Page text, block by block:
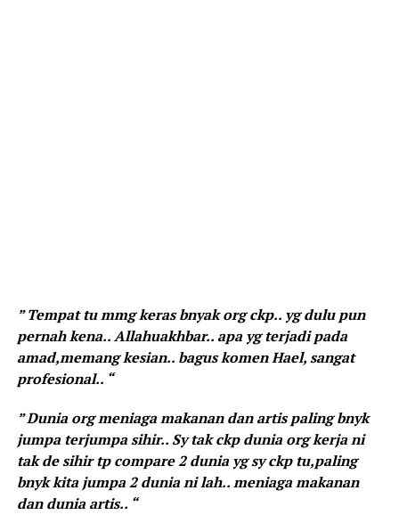
” Tempat tu mmg keras bnyak org ckp.. yg dulu pun
pernah kena.. Allahuakhbar.. apa yg terjadi pada
amad,memang kesian.. bagus komen Hael, sangat
profesional.. “
” Dunia org meniaga makanan dan artis paling bnyk
jumpa terjumpa sihir.. Sy tak ckp dunia org kerja ni
tak de sihir tp compare 2 dunia yg sy ckp tu,paling
bnyk kita jumpa 2 dunia ni lah.. meniaga makanan
dan dunia artis.. “